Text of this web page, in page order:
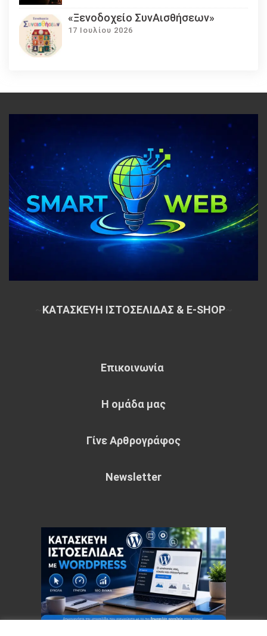
«Ξενοδοχείο ΣυνΑισθήσεων»
17 Ιουλίου 2026
ΚΑΤΑΣΚΕΥΗ ΙΣΤΟΣΕΛΙΔΑΣ & E-SHOP~
Επικοινωνία
Η ομάδα μας
Γίνε Αρθρογράφος
Newsletter